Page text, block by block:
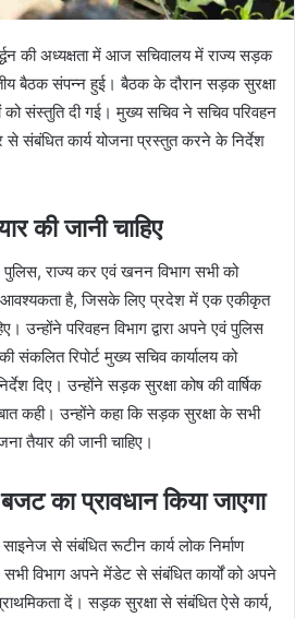
की अध्यक्षता में आज सचिवालय में राज्य सड़क
बैठक संपन्न हुई। बैठक के दौरान सड़क सुरक्षा
को संस्तुति दी गई। मुख्य सचिव ने सचिव परिवहन
संबंधित कार्य योजना प्रस्तुत करने के निर्देश
की जानी चाहिए
राज्य कर एवं खनन विभाग सभी को
है, जिसके लिए प्रदेश में एक एकीकृत
उन्होंने परिवहन विभाग द्वारा अपने एवं पुलिस
की संकलित रिपोर्ट मुख्य सचिव कार्यालय को
दिए। उन्होंने सड़क सुरक्षा कोष की वार्षिक
कही। उन्होंने कहा कि सड़क सुरक्षा के सभी
तैयार की जानी चाहिए।
का प्रावधान किया जाएगा
से संबंधित रूटीन कार्य लोक निर्माण
विभाग अपने मेंडेट से संबंधित कार्यों को अपने
दें। सड़क सुरक्षा से संबंधित ऐसे कार्य,